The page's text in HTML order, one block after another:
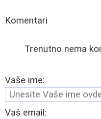
Komentari
Trenutno nema
Vaše ime:
Vaš email: